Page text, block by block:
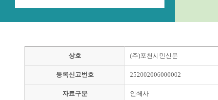
상호 (주)포천시민신문
등록신고번호 252002006000002
자료구분 인쇄사